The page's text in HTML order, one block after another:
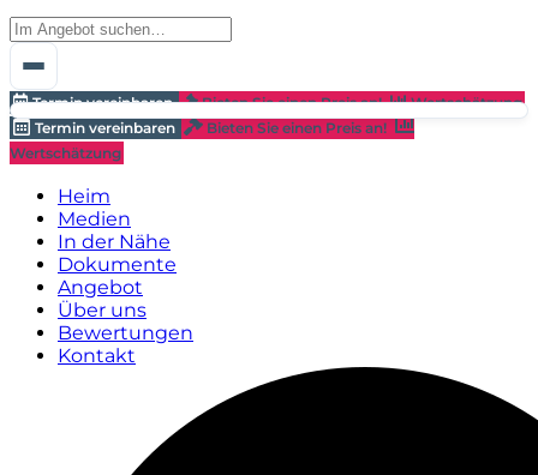
Termin vereinbaren Bieten Sie einen Preis an!
Wertschätzung
Termin vereinbaren
Bieten Sie einen Preis an!
Wertschätzung
Heim
Medien
In der Nähe
Dokumente
Angebot
Über uns
Bewertungen
Kontakt